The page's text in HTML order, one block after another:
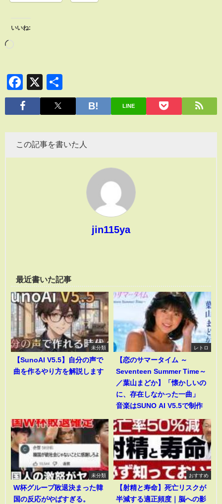
いいね:
Facebook
X
有
LINE
この記事を書いた人
jin115ya
最近書いた記事
未分類
【SunoAI V5.5】自分の声で
曲を作るやり方を解説します
レトロ
【恋のサマータイム ～
Seventeen Summer Time～
／葉山まどか】「懐かしいの
に、存在しなかった一曲」
音楽はSUNO AI V5.5で制作
未分類
W杯グループ敗退決まった韓
国の反応がやばすぎる。
おすすめ
【射精と寿命】死亡リスクが
半減する適正頻度｜脳への影